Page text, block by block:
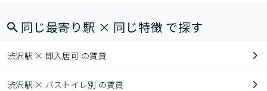
同じ最寄り駅 × 同じ特徴 で探す
渋沢駅 × 即入居可 の賃貸
渋沢駅 × バストイレ別 の賃貸